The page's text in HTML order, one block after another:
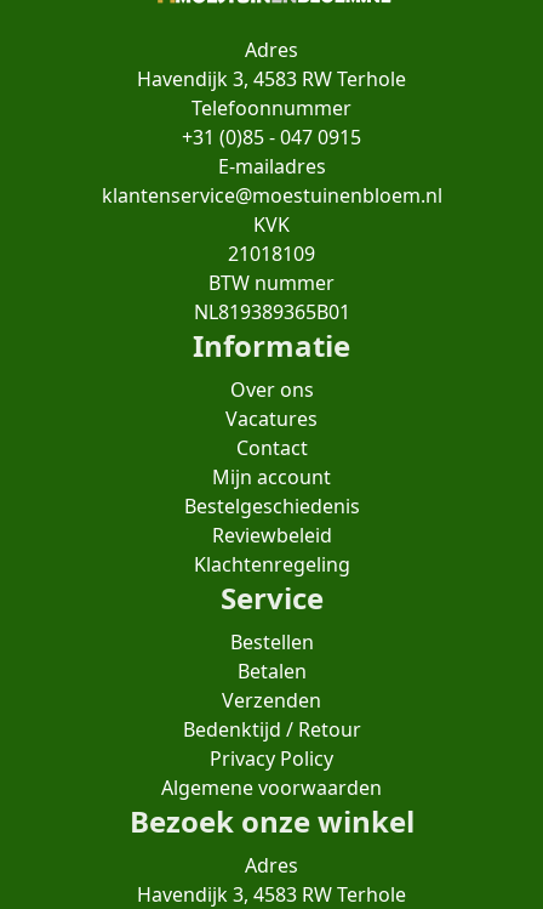
Adres
Havendijk 3, 4583 RW Terhole
Telefoonnummer
+31 (0)85 - 047 0915
E-mailadres
klantenservice@moestuinenbloem.nl
KVK
21018109
BTW nummer
NL819389365B01
Informatie
Over ons
Vacatures
Contact
Mijn account
Bestelgeschiedenis
Reviewbeleid
Klachtenregeling
Service
Bestellen
Betalen
Verzenden
Bedenktijd / Retour
Privacy Policy
Algemene voorwaarden
Bezoek onze winkel
Adres
Havendijk 3, 4583 RW Terhole